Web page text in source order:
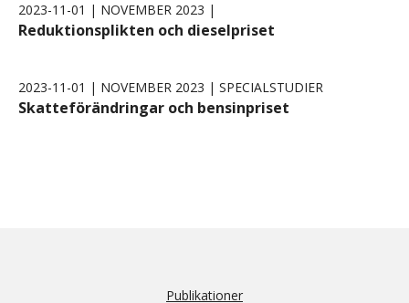
2023-11-01 | NOVEMBER 2023 |
Reduktionsplikten och dieselpriset
2023-11-01 | NOVEMBER 2023 | SPECIALSTUDIER
Skatteförändringar och bensinpriset
Publikationer